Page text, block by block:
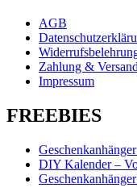
AGB
Zahlung & Versand
Impressum
FREEBIES
DIY Kalender –